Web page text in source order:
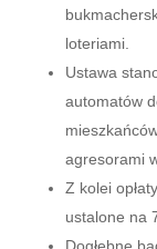
loteriami.
Ustawa
automatów
agresorami
Z kolei
ustalone na